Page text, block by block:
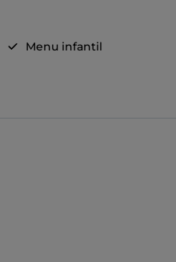
Menu infantil